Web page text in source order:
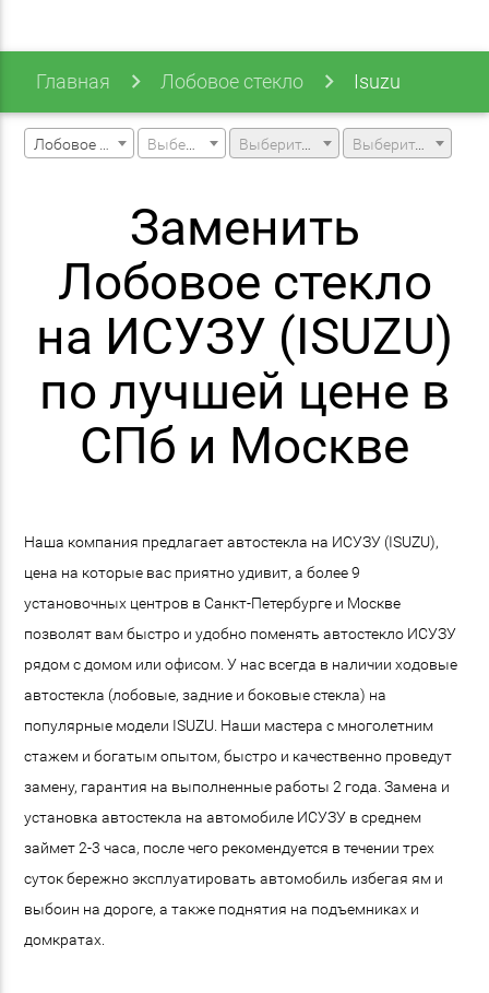
Главная Лобовое стекло Isuzu
Выберите модель машины Выберите модификацию
Заменить
Лобовое стекло
на ИСУЗУ (ISUZU)
по лучшей цене в
СПб и Москве
Наша компания предлагает автостекла на ИСУЗУ (ISUZU),
цена на которые вас приятно удивит, а более 9
установочных центров в Санкт-Петербурге и Москве
позволят вам быстро и удобно поменять автостекло ИСУЗУ
рядом с домом или офисом. У нас всегда в наличии ходовые
автостекла (лобовые, задние и боковые стекла) на
популярные модели ISUZU. Наши мастера с многолетним
стажем и богатым опытом, быстро и качественно проведут
замену, гарантия на выполненные работы 2 года. Замена и
установка автостекла на автомобиле ИСУЗУ в среднем
займет 2-3 часа, после чего рекомендуется в течении трех
суток бережно эксплуатировать автомобиль избегая ям и
выбоин на дороге, а также поднятия на подъемниках и
домкратах.